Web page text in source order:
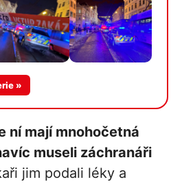
»
ní mají mnohočetná
museli záchranáři
jim podali léky a